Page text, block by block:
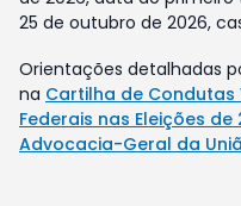
25 de outubro de 2026,
Orientações detalhadas
na Cartilha de Condutas
Federais nas Eleições
Advocacia-Geral da